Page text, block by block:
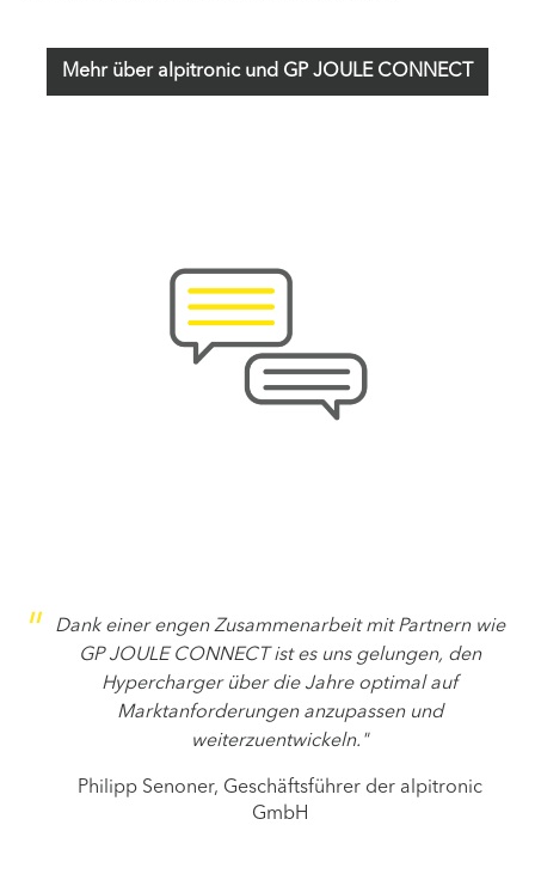
Mehr über alpitronic und GP JOULE CONNECT
Dank einer engen Zusammenarbeit mit Partnern wie
GP JOULE CONNECT ist es uns gelungen, den
Hypercharger über die Jahre optimal auf
Marktanforderungen anzupassen und
weiterzuentwickeln."
Philipp Senoner, Geschäftsführer der alpitronic
GmbH